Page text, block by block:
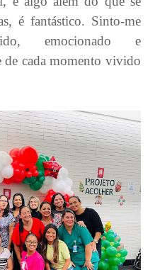
é fantástico. Sinto-me
emocionado e
de cada momento vivido